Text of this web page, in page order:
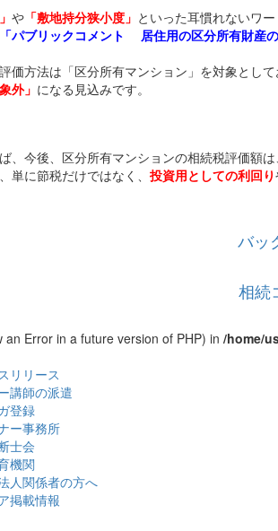
や「敷地持分狭小度」 といった耳慣れないワ
「パブリックコメント 居住用の区分所有財産の
価方法は「区分所有マンション」を対象として
外」 になる見込みです。
、今後、区分所有マンションの相続税評価額は、
単に節税だけではなく、 投資用としての利回り
バッ
相続
Error in a future version of PHP) in /home/
リリース
講師の派遣
登録
ー事務所
士会
機関
人関係者の方へ
掲載情報